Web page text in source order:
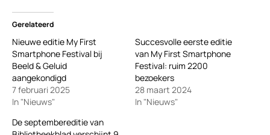
Gerelateerd
Nieuwe editie My First
Smartphone Festival bij
Beeld & Geluid
aangekondigd
7 februari 2025
In "Nieuws"
Succesvolle eerste editie
van My First Smartphone
Festival: ruim 2200
bezoekers
28 maart 2024
In "Nieuws"
De septembereditie van